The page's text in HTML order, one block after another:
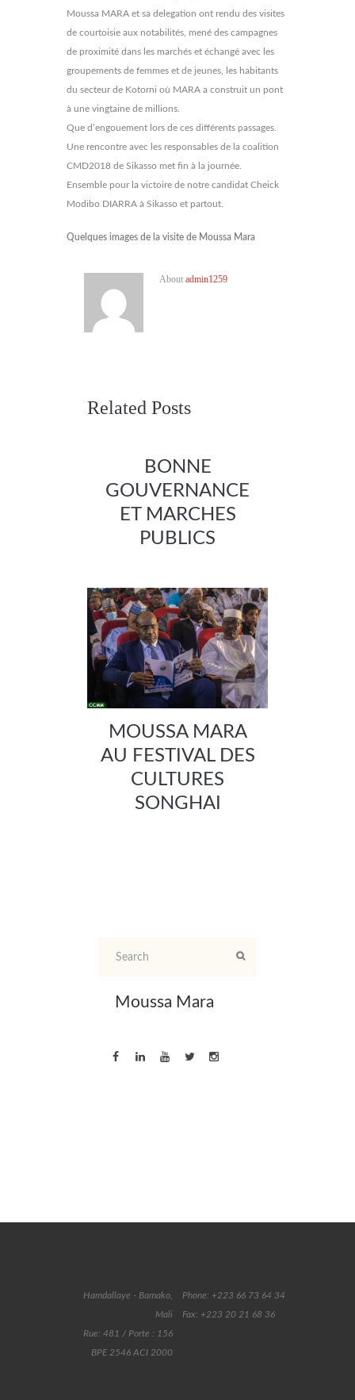
Moussa MARA et sa delegation ont rendu des visites
de courtoisie aux notabilités, mené des campagnes
de proximité dans les marchés et échangé avec les
groupements de femmes et de jeunes, les habitants
du secteur de Kotorni où MARA a construit un pont
à une vingtaine de millions.
Que d’engouement lors de ces différents passages.
Une rencontre avec les responsables de la coalition
CMD2018 de Sikasso met fin à la journée.
Ensemble pour la victoire de notre candidat Cheick
Modibo DIARRA à Sikasso et partout.
Quelques images de la visite de Moussa Mara
Aboutadmin1259
Related Posts
BONNE
GOUVERNANCE
ET MARCHES
PUBLICS
MOUSSA MARA
AU FESTIVAL DES
CULTURES
SONGHAI
Moussa Mara
Phone: +223 66 73 64 34
Fax: +223 20 21 68 36
Hamdallaye - Bamako,
Mali
Rue: 481 / Porte : 156
BPE 2546 ACI 2000